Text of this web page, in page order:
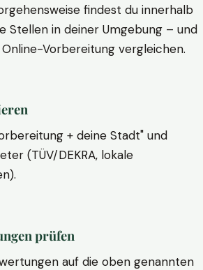
findest du innerhalb
Stellen in deiner Umgebung – und
Vorbereitung vergleichen.
+ deine Stadt" und
(TÜV/DEKRA, lokale
prüfen
auf die oben genannten